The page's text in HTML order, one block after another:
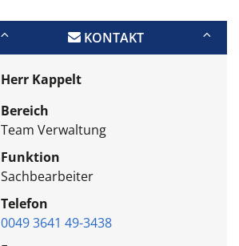
KONTAKT
Herr Kappelt
Bereich
Team Verwaltung
Funktion
Sachbearbeiter
Telefon
0049 3641 49-3438